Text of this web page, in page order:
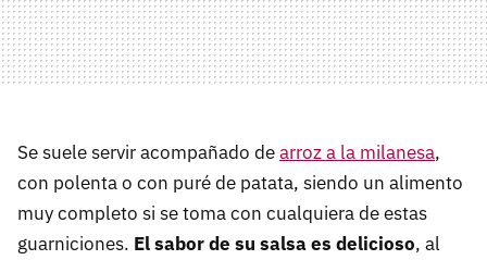
Se suele servir acompañado dearroz a la milanesa,
con polenta o con puré de patata, siendo un alimento
muy completo si se toma con cualquiera de estas
guarniciones. El sabor de su salsa es delicioso, al